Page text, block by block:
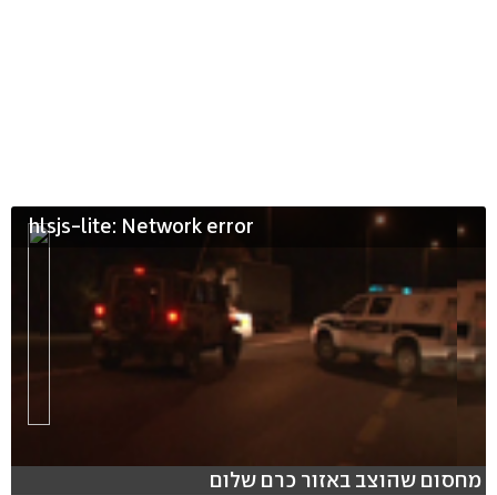
hlsjs-lite: Network error
מחסום שהוצב באזור כרם שלום